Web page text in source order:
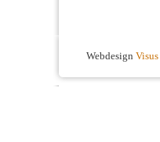
Webdesign Visus